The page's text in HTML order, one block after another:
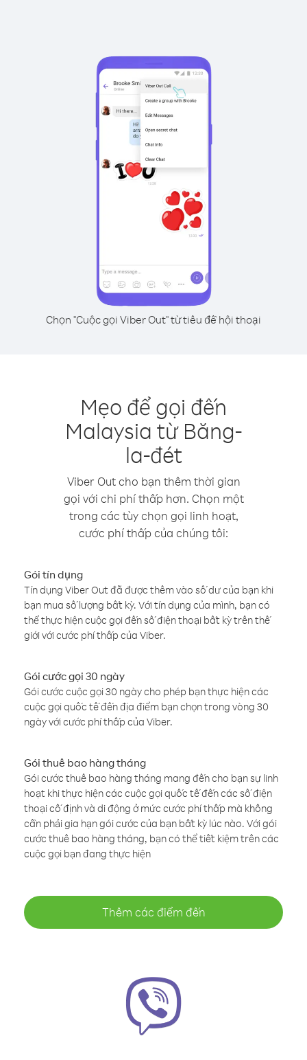
Chọn "Cuộc gọi Viber Out" từ tiêu đề hội thoại
Mẹo để gọi đến
Malaysia từ Băng-
la-đét
Viber Out cho bạn thêm thời gian
gọi với chi phí thấp hơn. Chọn một
trong các tùy chọn gọi linh hoạt,
cước phí thấp của chúng tôi:
Gói tín dụng
Tín dụng Viber Out đã được thêm vào số dư của bạn khi
bạn mua số lượng bất kỳ. Với tín dụng của mình, bạn có
thể thực hiện cuộc gọi đến số điện thoại bất kỳ trên thế
giới với cước phí thấp của Viber.
Gói cước gọi 30 ngày
Gói cước cuộc gọi 30 ngày cho phép bạn thực hiện các
cuộc gọi quốc tế đến địa điểm bạn chọn trong vòng 30
ngày với cước phí thấp của Viber.
Gói thuê bao hàng tháng
Gói cước thuê bao hàng tháng mang đến cho bạn sự linh
hoạt khi thực hiện các cuộc gọi quốc tế đến các số điện
thoại cố định và di động ở mức cước phí thấp mà không
cần phải gia hạn gói cước của bạn bất kỳ lúc nào. Với gói
cước thuê bao hàng tháng, bạn có thể tiết kiệm trên các
cuộc gọi bạn đang thực hiện
Thêm các điểm đến